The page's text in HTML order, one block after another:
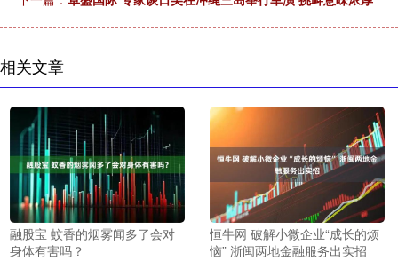
相关文章
融股宝 蚊香的烟雾闻多了会对
身体有害吗？
恒牛网 破解小微企业“成长的烦
恼” 浙闽两地金融服务出实招